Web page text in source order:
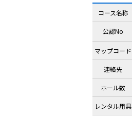
コース名称
公認No
マップコード
連絡先
ホール数
レンタル用具